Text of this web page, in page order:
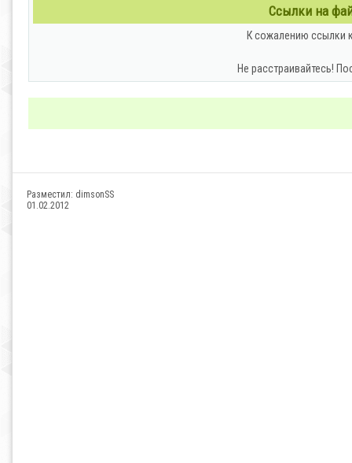
Ссылки на
К сожалению ссылки
Не расстраивайтесь!
Разместил: dimsonSS
01.02.2012